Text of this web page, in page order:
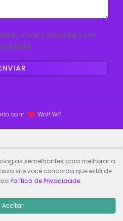
você concorda com
com Wolf WP.
semelhantes para melhorar a
site você concorda que está de
Política de Privacidade.
Aceitar